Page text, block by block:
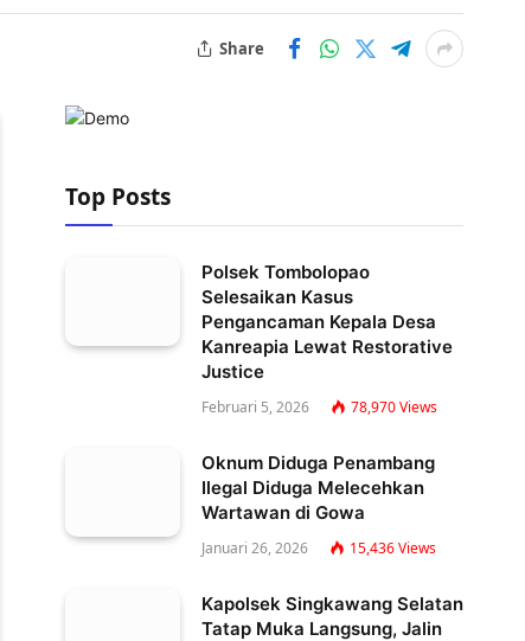
Share
Top Posts
Polsek Tombolopao
Selesaikan Kasus
Pengancaman Kepala Desa
Kanreapia Lewat Restorative
Justice
Februari 5, 2026 78,970Views
Oknum Diduga Penambang
Ilegal Diduga Melecehkan
Wartawan di Gowa
Januari 26, 2026 15,436Views
Kapolsek Singkawang Selatan
Tatap Muka Langsung, Jalin